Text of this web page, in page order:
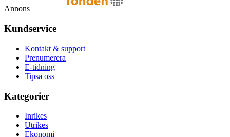
Annons
Kundservice
Kontakt & support
Prenumerera
E-tidning
Tipsa oss
Kategorier
Inrikes
Utrikes
Ekonomi